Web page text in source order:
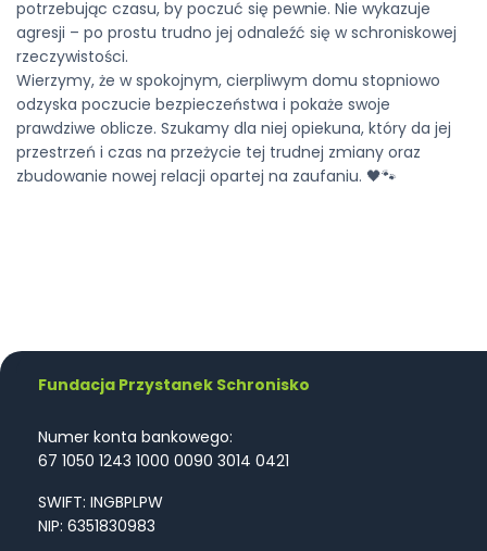
potrzebując czasu, by poczuć się pewnie. Nie wykazuje
agresji – po prostu trudno jej odnaleźć się w schroniskowej
rzeczywistości.
Wierzymy, że w spokojnym, cierpliwym domu stopniowo
odzyska poczucie bezpieczeństwa i pokaże swoje
prawdziwe oblicze. Szukamy dla niej opiekuna, który da jej
przestrzeń i czas na przeżycie tej trudnej zmiany oraz
zbudowanie nowej relacji opartej na zaufaniu. 🖤🐾
Fundacja Przystanek Schronisko
Numer konta bankowego:
67 1050 1243 1000 0090 3014 0421
SWIFT: INGBPLPW
NIP: 6351830983